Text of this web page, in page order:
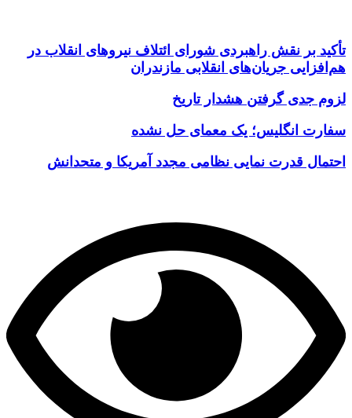
تأکید بر نقش راهبردی شورای ائتلاف نیروهای انقلاب در
هم‌افزایی جریان‌های انقلابی مازندران
لزوم جدی گرفتن هشدار تاریخ
سفارت انگلیس؛ یک معمای حل نشده
احتمال قدرت نمایی نظامی مجدد آمریکا و متحدانش